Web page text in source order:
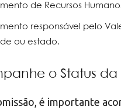
de Recursos
responsável pelo
ou estado.
o Status
é importante